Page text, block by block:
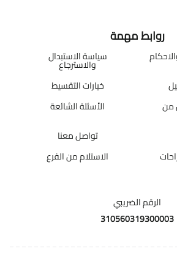
روابط مهمة
سياسة الاستبدال
والاسترجاع
خيارات التقسيط
من
الأسئلة الشائعة
تواصل معنا
الاستلام من الفرع
الرقم الضريبي
310560319300003